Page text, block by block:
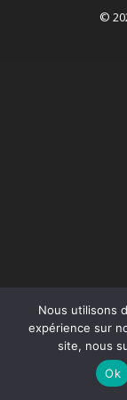
©
Nous utilisons
expérience sur
site, nous
Ok